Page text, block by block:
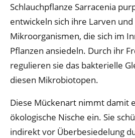
Schlauchpflanze Sarracenia
entwickeln sich ihre Larven
Mikroorganismen, die sich im
Pflanzen ansiedeln. Durch ihr
regulieren sie das bakterielle
diesen Mikrobiotopen.
Diese Mückenart nimmt damit
ökologische Nische ein. Sie
indirekt vor Überbesiedelung